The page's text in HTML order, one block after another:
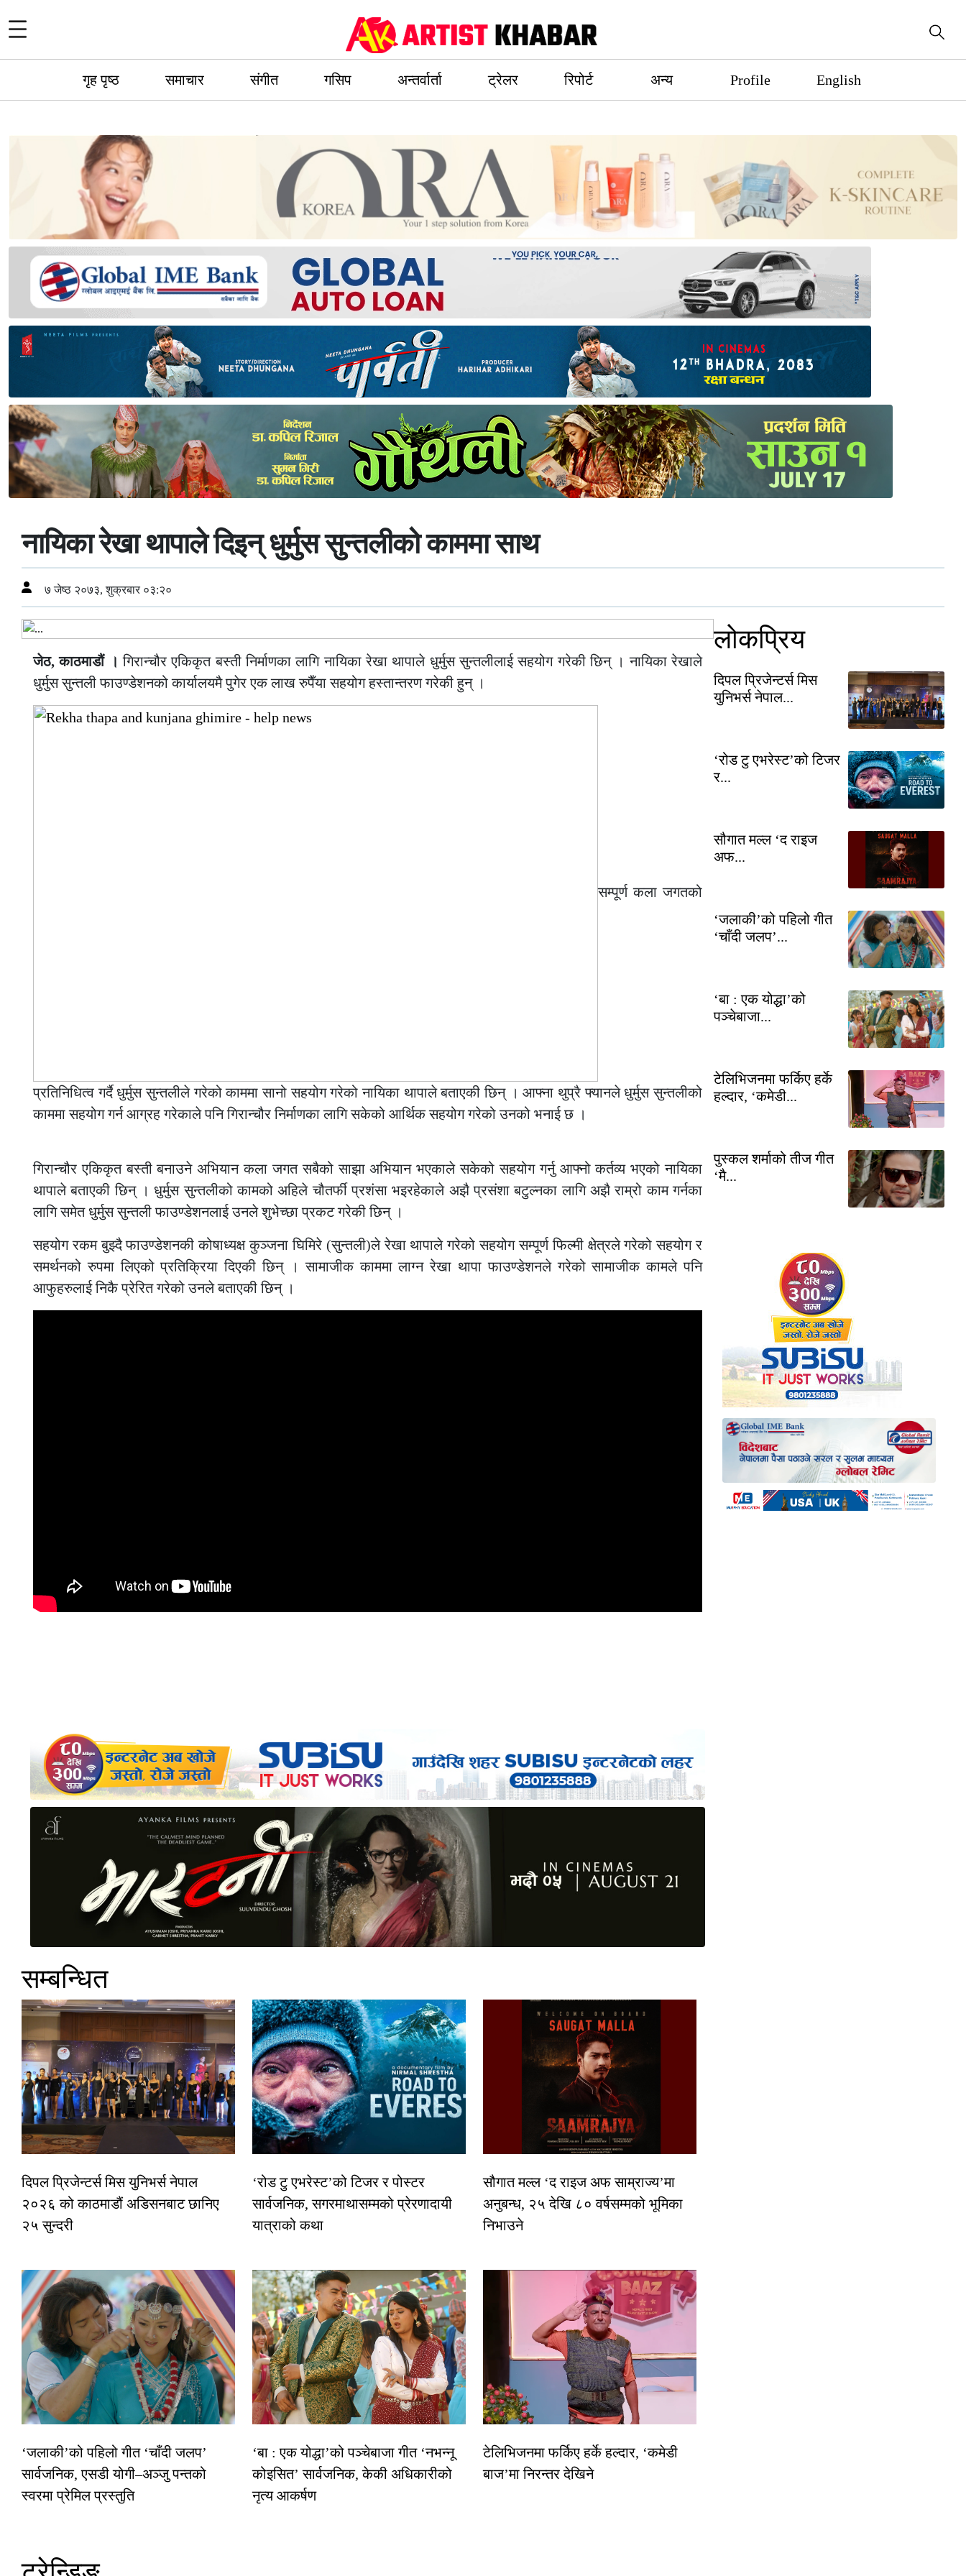
गृह पृष्ठ समाचार संगीत गसिप अन्तर्वार्ता ट्रेलर रिपोर्ट अन्य Profile English
नायिका रेखा थापाले दिइन् धुर्मुस सुन्तलीको काममा साथ
७ जेष्ठ २०७३, शुक्रबार ०३:२०
जेठ, काठमाडौं । गिरान्चौर एकिकृत बस्ती निर्माणका लागि नायिका रेखा थापाले धुर्मुस सुन्तलीलाई सहयोग गरेकी छिन् । नायिका रेखाले
धुर्मुस सुन्तली फाउण्डेशनको कार्यालयमै पुगेर एक लाख रुपैँया सहयोग हस्तान्तरण गरेकी हुन् ।
सम्पूर्ण कला जगतको
प्रतिनिधित्व गर्दै धुर्मुस सुन्तलीले गरेको काममा सानो सहयोग गरेको नायिका थापाले बताएकी छिन् । आफ्ना थुप्रै फ्यानले धुर्मुस सुन्तलीको
काममा सहयोग गर्न आग्रह गरेकाले पनि गिरान्चौर निर्माणका लागि सकेको आर्थिक सहयोग गरेको उनको भनाई छ ।
गिरान्चौर एकिकृत बस्ती बनाउने अभियान कला जगत सबैको साझा अभियान भएकाले सकेको सहयोग गर्नु आफ्नो कर्तव्य भएको नायिका
थापाले बताएकी छिन् । धुर्मुस सुन्तलीको कामको अहिले चौतर्फी प्रशंसा भइरहेकाले अझै प्रसंशा बटुल्नका लागि अझै राम्रो काम गर्नका
लागि समेत धुर्मुस सुन्तली फाउण्डेशनलाई उनले शुभेच्छा प्रकट गरेकी छिन् ।
सहयोग रकम बुझ्दै फाउण्डेशनकी कोषाध्यक्ष कुञ्जना घिमिरे (सुन्तली)ले रेखा थापाले गरेको सहयोग सम्पूर्ण फिल्मी क्षेत्रले गरेको सहयोग र
समर्थनको रुपमा लिएको प्रतिक्रिया दिएकी छिन् । सामाजीक काममा लाग्न रेखा थापा फाउण्डेशनले गरेको सामाजीक कामले पनि
आफुहरुलाई निकै प्रेरित गरेको उनले बताएकी छिन् ।
सम्बन्धित
दिपल प्रिजेन्टर्स मिस युनिभर्स नेपाल
२०२६ को काठमाडौं अडिसनबाट छानिए
२५ सुन्दरी
‘रोड टु एभरेस्ट’को टिजर र पोस्टर
सार्वजनिक, सगरमाथासम्मको प्रेरणादायी
यात्राको कथा
सौगात मल्ल ‘द राइज अफ साम्राज्य’मा
अनुबन्ध, २५ देखि ८० वर्षसम्मको भूमिका
निभाउने
‘जलाकी’को पहिलो गीत ‘चाँदी जलप’
सार्वजनिक, एसडी योगी–अञ्जु पन्तको
स्वरमा प्रेमिल प्रस्तुति
‘बा : एक योद्धा’को पञ्चेबाजा गीत ‘नभन्नू
कोइसित’ सार्वजनिक, केकी अधिकारीको
नृत्य आकर्षण
टेलिभिजनमा फर्किए हर्के हल्दार, ‘कमेडी
बाज’मा निरन्तर देखिने
लोकप्रिय
दिपल प्रिजेन्टर्स मिस
युनिभर्स नेपाल...
‘रोड टु एभरेस्ट’को टिजर
र...
सौगात मल्ल ‘द राइज
अफ...
‘जलाकी’को पहिलो गीत
‘चाँदी जलप’...
‘बा : एक योद्धा’को
पञ्चेबाजा...
टेलिभिजनमा फर्किए हर्के
हल्दार, ‘कमेडी...
पुस्कल शर्माको तीज गीत
‘मै...